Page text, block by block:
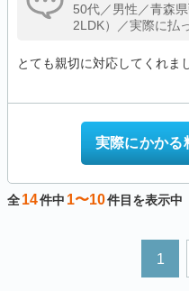
50代／男性／青森
2LDK）／実際に払
とても親切に対応してくれま
実際にかかる
全14件中 1〜10件目を表示中
1